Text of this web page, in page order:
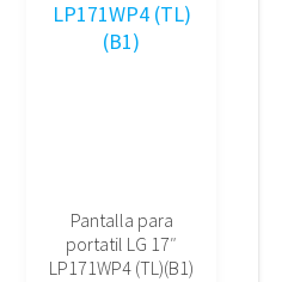
Pantalla para
portatil LG 17″
LP171WP4 (TL)(B1)